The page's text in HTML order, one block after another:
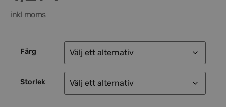
inkl moms
Färg
Storlek